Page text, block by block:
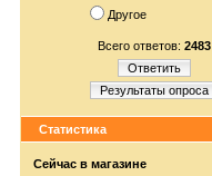
Другое
Всего ответов: 2483
Ответить
Результаты опроса
Статистика
Сейчас в магазине